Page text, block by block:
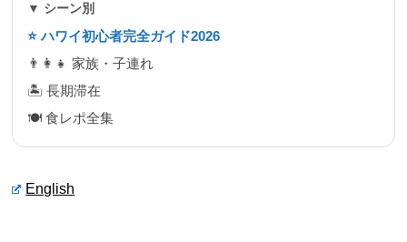
▼ シーン別
⭐ ハワイ初心者完全ガイド2026
👨‍👩‍👧 家族・子連れ
🏝 長期滞在
🍽 食レポ全集
English